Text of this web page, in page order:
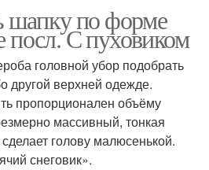
шапку по форме
С пуховиком
головной убор подобрать
другой верхней одежде.
пропорционален объёму
массивный, тонкая
голову малюсенькой.
снеговик».